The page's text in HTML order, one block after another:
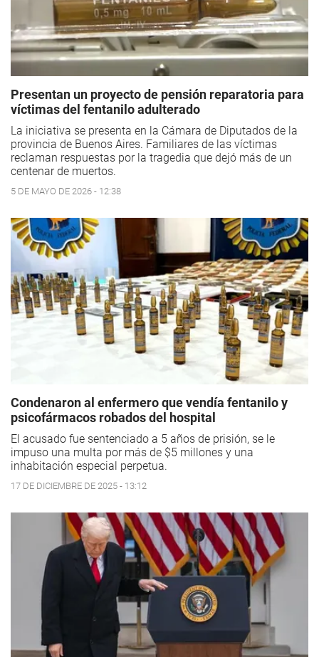
Presentan un proyecto de pensión reparatoria para
víctimas del fentanilo adulterado
La iniciativa se presenta en la Cámara de Diputados de la
provincia de Buenos Aires. Familiares de las víctimas
reclaman respuestas por la tragedia que dejó más de un
centenar de muertos.
5 DE MAYO DE 2026 - 12:38
Condenaron al enfermero que vendía fentanilo y
psicofármacos robados del hospital
El acusado fue sentenciado a 5 años de prisión, se le
impuso una multa por más de $5 millones y una
inhabitación especial perpetua.
17 DE DICIEMBRE DE 2025 - 13:12